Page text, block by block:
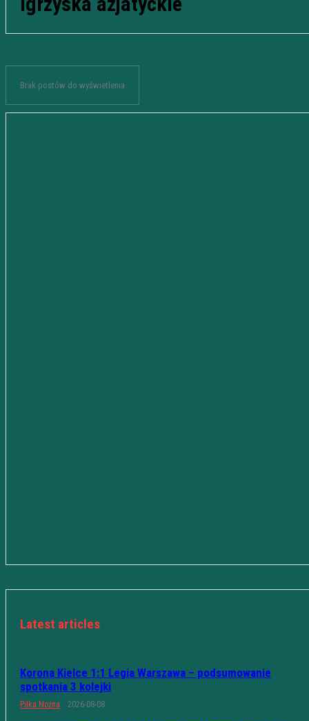
Brak postów do wyświetlenia
Latest articles
Korona Kielce 1:1 Legia Warszawa – podsumowanie
spotkania 3 kolejki
Piłka Nożna 2026-08-08